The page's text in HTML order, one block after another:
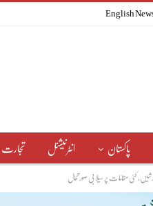
English
پاکستان انٹرنیشنل تجارت
کئی مقامات پر سیلابی صورتحال